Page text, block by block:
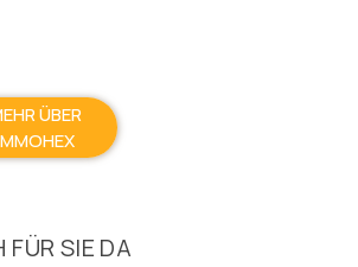
ÜBER
FÜR SIE DA